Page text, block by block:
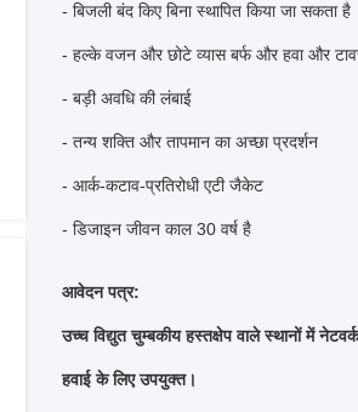
- बिजली बंद किए बिना स्थापित किया जा सकता है
- हल्के वजन और छोटे व्यास बर्फ और हवा और
- बड़ी अवधि की लंबाई
- तन्य शक्ति और तापमान का अच्छा प्रदर्शन
- आर्क-कटाव-प्रतिरोधी एटी जैकेट
- डिजाइन जीवन काल 30 वर्ष है
आवेदन पत्र:
उच्च विद्युत चुम्बकीय हस्तक्षेप वाले स्थानों में
हवाई के लिए उपयुक्त।